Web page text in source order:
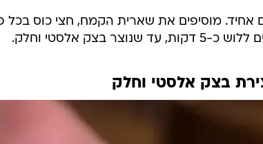
אחיד. מוסיפים את שארית הקמח, חצי כוס בכל
אלסטי וחלק.
בצק אלסטי וחלק